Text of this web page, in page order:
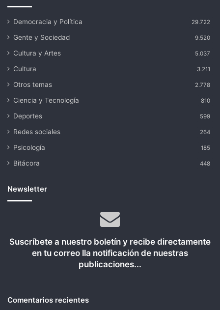
Democracia y Política 29.722
Gente y Sociedad 9.520
Cultura y Artes 5.037
Cultura 3.211
Otros temas 2.778
Ciencia y Tecnología 810
Deportes 599
Redes sociales 264
Psicología 185
Bitácora 448
Newsletter
Suscríbete a nuestro boletín y recibe directamente
en tu correo lla notificación de nuestras
publicaciones...
Comentarios recientes